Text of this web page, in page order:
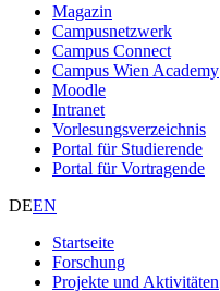
Magazin
Campusnetzwerk
Campus Connect
Campus Wien Academy
Moodle
Intranet
Vorlesungsverzeichnis
Portal für Studierende
Portal für Vortragende
DEEN
Startseite
Forschung
Projekte und Aktivitäten